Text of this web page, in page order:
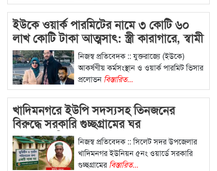
ইউকে ওয়ার্ক পারমিটের নামে ৩ কোটি ৬০
লাখ কোটি টাকা আত্মসাৎ: স্ত্রী কারাগারে, স্বামী
পলাতক
নিজস্ব প্রতিবেদক :: যুক্তরাজ্যে (ইউকে)
আকর্ষণীয় কর্মসংস্থান ও ওয়ার্ক পারমিট ভিসার
প্রলোভন বিস্তারিত...
খাদিমনগরে ইউপি সদস্যসহ তিনজনের
বিরুদ্ধে সরকারি গুচ্ছগ্রামের ঘর
দখলের অভিযোগনিজস্ব প্রতিবেদক :: সিলেট সদর উপজেলার
খাদিমনগর ইউনিয়ন ৫নং ওয়ার্ডে সরকারি
গুচ্ছগ্রামের বিস্তারিত...